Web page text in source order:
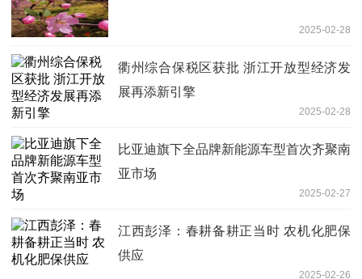
2025-02-28
衢州综合保税区获批 浙江开放型经济发
展再添新引擎
2025-02-28
比亚迪旗下全品牌新能源车型首次齐聚南
亚市场
2025-02-27
江西彭泽：春耕备耕正当时 农机化肥保
供应
2025-02-26